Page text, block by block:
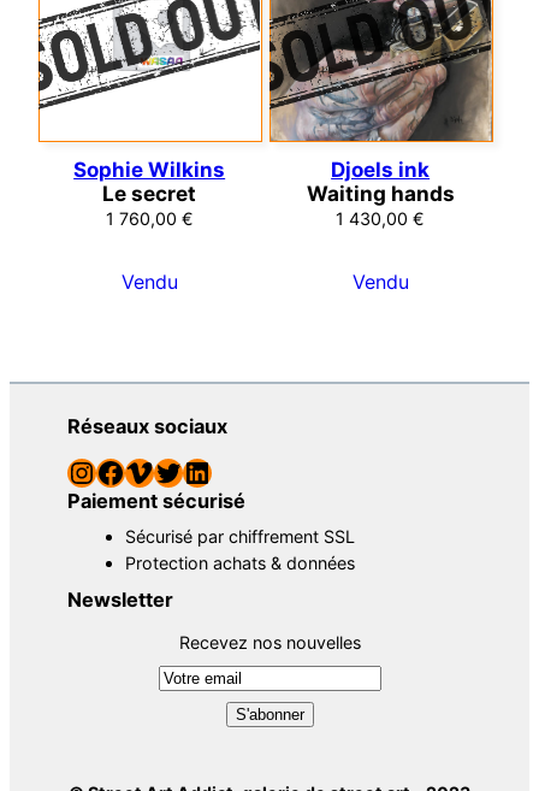
Sophie Wilkins
Le secret
1 760,00 €
Vendu
Djoels ink
Waiting hands
1 430,00€
Vendu
Réseaux sociaux
InstagramFacebook Vimeo Twitter LinkedIn
Paiement sécurisé
Sécurisé par chiffrement SSL
Protection achats & données
Newsletter
Recevez nos nouvelles